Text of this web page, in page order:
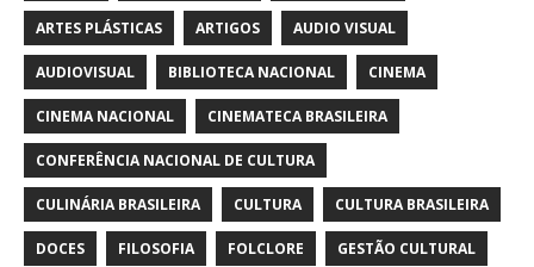
ARTES PLÁSTICAS ARTIGOS AUDIO VISUAL
AUDIOVISUAL BIBLIOTECA NACIONAL CINEMA
CINEMA NACIONAL CINEMATECA BRASILEIRA
CONFERÊNCIA NACIONAL DE CULTURA
CULINÁRIA BRASILEIRA CULTURA CULTURA BRASILEIRA
DOCES FILOSOFIA FOLCLORE GESTÃO CULTURAL